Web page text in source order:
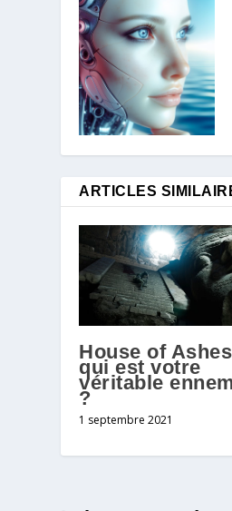
ARTICLES
House of
qui est votre
véritable
?
1 septembre 2021